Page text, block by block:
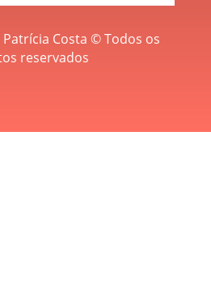
Patrícia Costa © Todos os
reservados